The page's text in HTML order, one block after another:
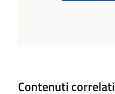
Contenuti correlati